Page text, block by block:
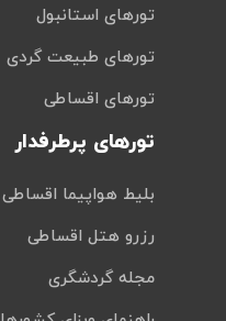
تورهای استانبول
تورهای طبیعت گردی
تورهای اقساطی
تورهای پرطرفدار
بلیط هواپیما اقساطی
رزرو هتل اقساطی
مجله گردشگری